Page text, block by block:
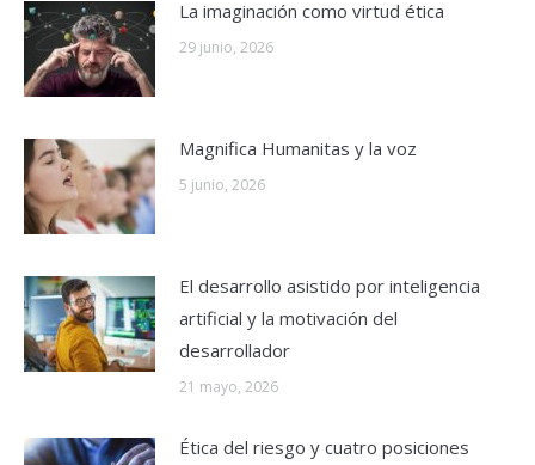
La imaginación como virtud ética
29 junio, 2026
Magnifica Humanitas y la voz
5 junio, 2026
El desarrollo asistido por inteligencia
artificial y la motivación del
desarrollador
21 mayo, 2026
Ética del riesgo y cuatro posiciones